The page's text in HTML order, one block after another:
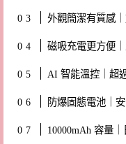
外觀簡潔有質感
磁吸充電更方便
AI 智能溫控｜超
防爆固態電池｜
10000mAh 容量